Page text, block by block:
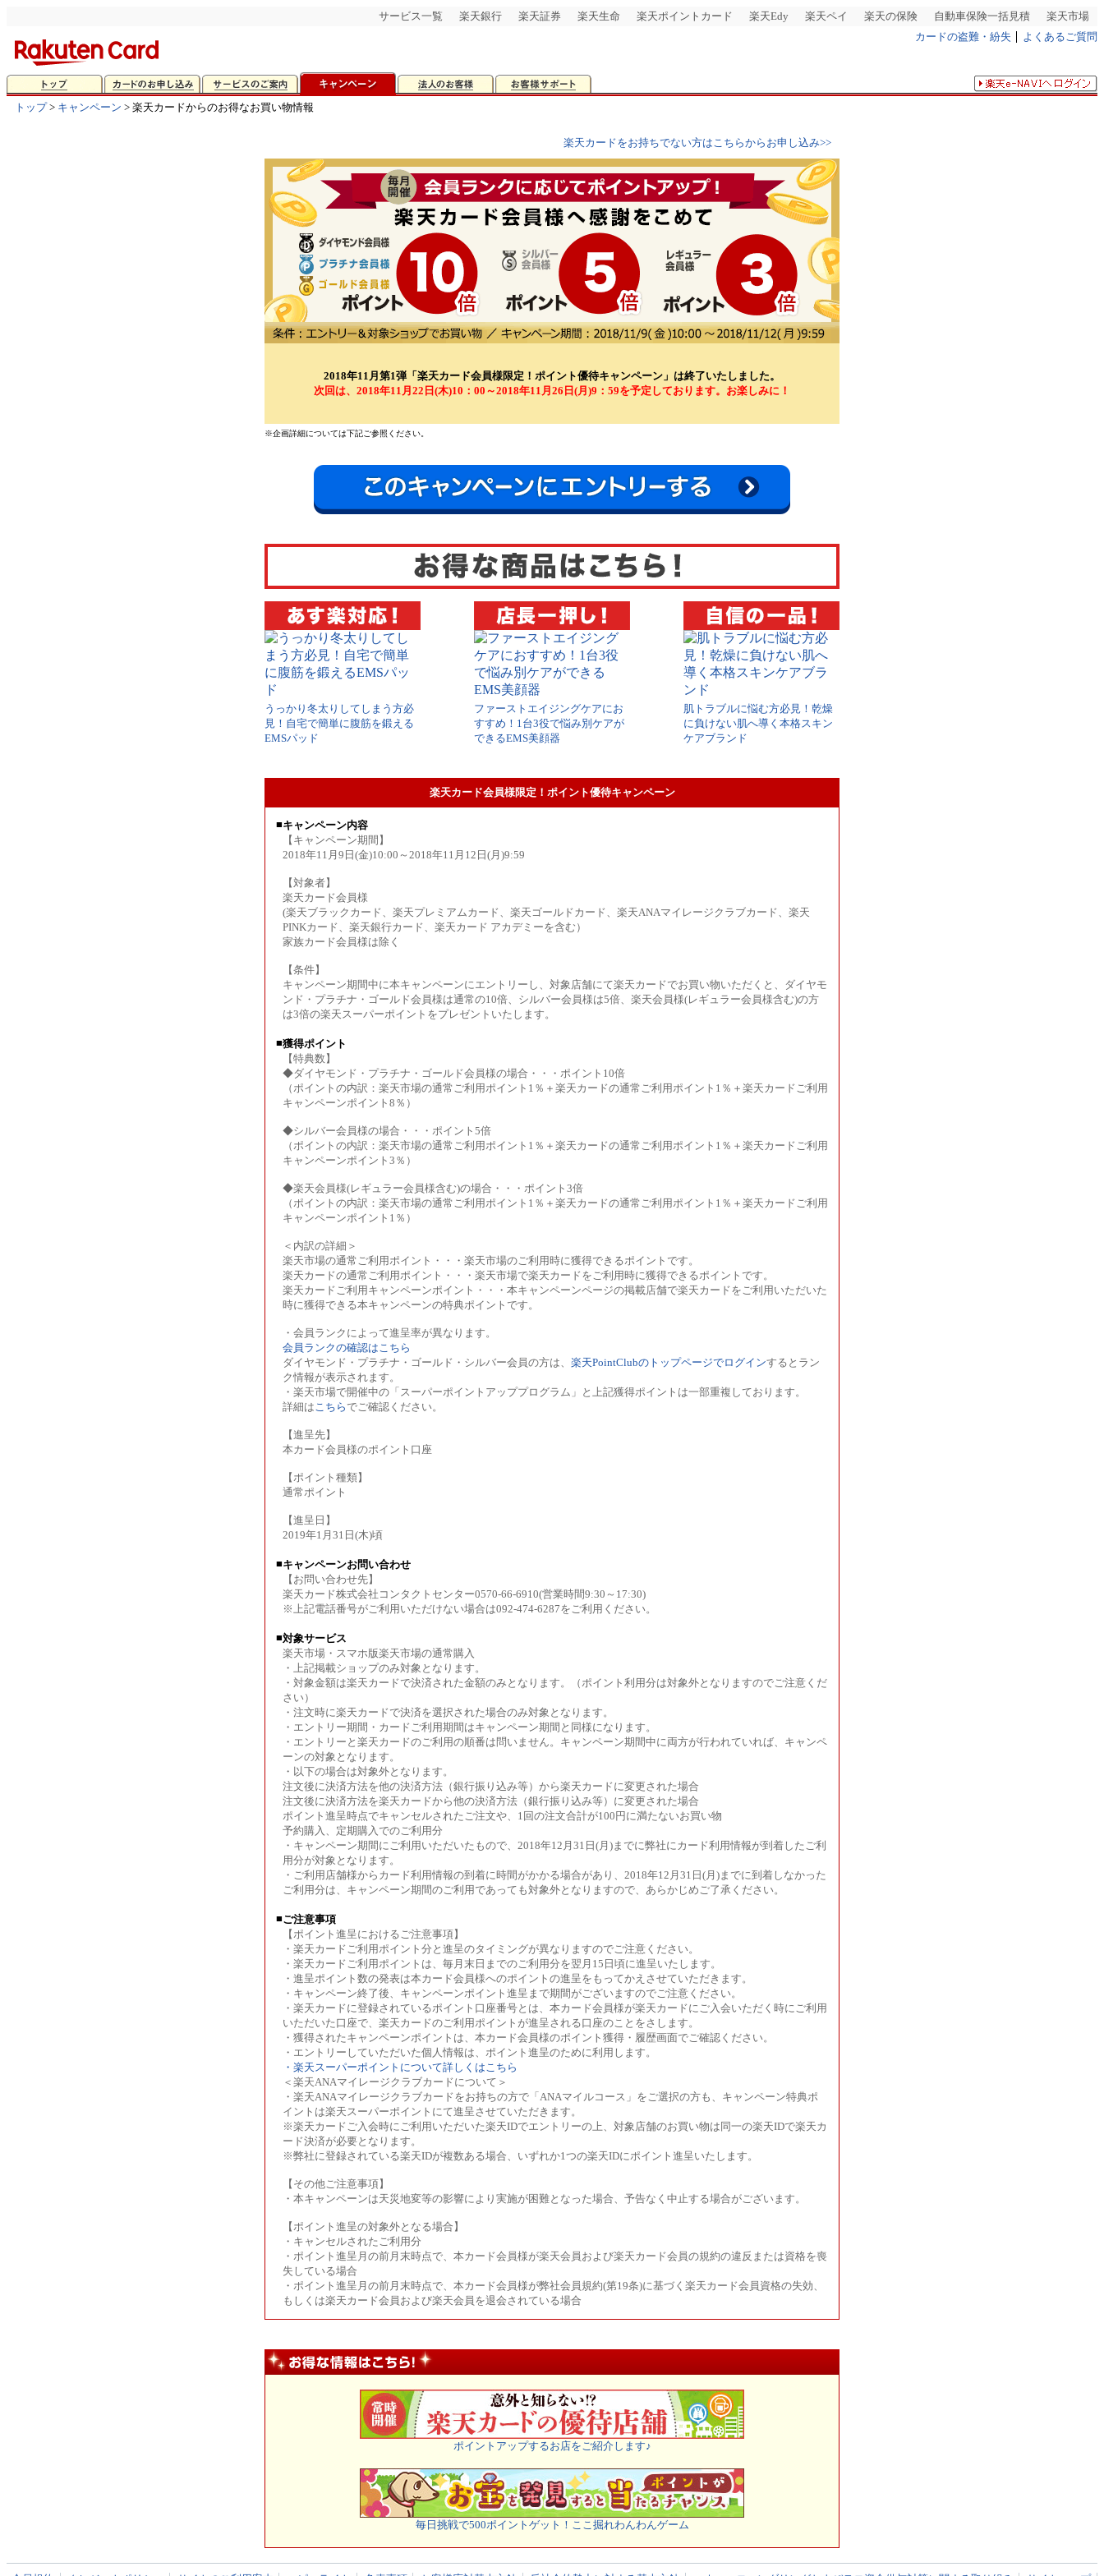
サービス一覧 楽天銀行 楽天証券 楽天生命 楽天ポイントカード 楽天Edy 楽天ペイ 楽天の保険 自動車保険一括見積
楽天市場
カードの盗難・紛失
よくあるご質問
トップ> キャンペーン > 楽天カードからのお得なお買い物情報
楽天カードをお持ちでない方はこちらからお申し込み>>
2018年11月第1弾「楽天カード会員様限定！ポイント優待キャンペーン」は終了いたしました。
次回は、2018年11月22日(木)10：00～2018年11月26日(月)9：59を予定しております。お楽しみに！
※企画詳細については下記ご参照ください。
うっかり冬太りしてしまう方必
見！自宅で簡単に腹筋を鍛える
EMSパッド
ファーストエイジングケアにお
すすめ！1台3役で悩み別ケアが
できるEMS美顔器
肌トラブルに悩む方必見！乾燥
に負けない肌へ導く本格スキン
ケアブランド
楽天カード会員様限定！ポイント優待キャンペーン
■キャンペーン内容
【キャンペーン期間】
2018年11月9日(金)10:00～2018年11月12日(月)9:59
【対象者】
楽天カード会員様
(楽天ブラックカード、楽天プレミアムカード、楽天ゴールドカード、楽天ANAマイレージクラブカード、楽天
PINKカード、楽天銀行カード、楽天カード アカデミーを含む）
家族カード会員様は除く
【条件】
キャンペーン期間中に本キャンペーンにエントリーし、対象店舗にて楽天カードでお買い物いただくと、ダイヤモ
ンド・プラチナ・ゴールド会員様は通常の10倍、シルバー会員様は5倍、楽天会員様(レギュラー会員様含む)の方
は3倍の楽天スーパーポイントをプレゼントいたします。
■獲得ポイント
【特典数】
◆ダイヤモンド・プラチナ・ゴールド会員様の場合・・・ポイント10倍
（ポイントの内訳：楽天市場の通常ご利用ポイント1％＋楽天カードの通常ご利用ポイント1％＋楽天カードご利用
キャンペーンポイント8％）
◆シルバー会員様の場合・・・ポイント5倍
（ポイントの内訳：楽天市場の通常ご利用ポイント1％＋楽天カードの通常ご利用ポイント1％＋楽天カードご利用
キャンペーンポイント3％）
◆楽天会員様(レギュラー会員様含む)の場合・・・ポイント3倍
（ポイントの内訳：楽天市場の通常ご利用ポイント1％＋楽天カードの通常ご利用ポイント1％＋楽天カードご利用
キャンペーンポイント1％）
＜内訳の詳細＞
楽天市場の通常ご利用ポイント・・・楽天市場のご利用時に獲得できるポイントです。
楽天カードの通常ご利用ポイント・・・楽天市場で楽天カードをご利用時に獲得できるポイントです。
楽天カードご利用キャンペーンポイント・・・本キャンペーンページの掲載店舗で楽天カードをご利用いただいた
時に獲得できる本キャンペーンの特典ポイントです。
・会員ランクによって進呈率が異なります。
会員ランクの確認はこちら
ダイヤモンド・プラチナ・ゴールド・シルバー会員の方は、 楽天PointClubのトップページでログインするとラン
ク情報が表示されます。
・楽天市場で開催中の「スーパーポイントアッププログラム」と上記獲得ポイントは一部重複しております。
詳細は こちら でご確認ください。
【進呈先】
本カード会員様のポイント口座
【ポイント種類】
通常ポイント
【進呈日】
2019年1月31日(木)頃
■キャンペーンお問い合わせ
【お問い合わせ先】
楽天カード株式会社コンタクトセンター0570-66-6910(営業時間9:30～17:30)
※上記電話番号がご利用いただけない場合は092-474-6287をご利用ください。
■対象サービス
楽天市場・スマホ版楽天市場の通常購入
・上記掲載ショップのみ対象となります。
・対象金額は楽天カードで決済された金額のみとなります。（ポイント利用分は対象外となりますのでご注意くだ
さい）
・注文時に楽天カードで決済を選択された場合のみ対象となります。
・エントリー期間・カードご利用期間はキャンペーン期間と同様になります。
・エントリーと楽天カードのご利用の順番は問いません。キャンペーン期間中に両方が行われていれば、キャンペ
ーンの対象となります。
・以下の場合は対象外となります。
注文後に決済方法を他の決済方法（銀行振り込み等）から楽天カードに変更された場合
注文後に決済方法を楽天カードから他の決済方法（銀行振り込み等）に変更された場合
ポイント進呈時点でキャンセルされたご注文や、1回の注文合計が100円に満たないお買い物
予約購入、定期購入でのご利用分
・キャンペーン期間にご利用いただいたもので、2018年12月31日(月)までに弊社にカード利用情報が到着したご利
用分が対象となります。
・ご利用店舗様からカード利用情報の到着に時間がかかる場合があり、2018年12月31日(月)までに到着しなかった
ご利用分は、キャンペーン期間のご利用であっても対象外となりますので、あらかじめご了承ください。
■ご注意事項
【ポイント進呈におけるご注意事項】
・楽天カードご利用ポイント分と進呈のタイミングが異なりますのでご注意ください。
・楽天カードご利用ポイントは、毎月末日までのご利用分を翌月15日頃に進呈いたします。
・進呈ポイント数の発表は本カード会員様へのポイントの進呈をもってかえさせていただきます。
・キャンペーン終了後、キャンペーンポイント進呈まで期間がございますのでご注意ください。
・楽天カードに登録されているポイント口座番号とは、本カード会員様が楽天カードにご入会いただく時にご利用
いただいた口座で、楽天カードのご利用ポイントが進呈される口座のことをさします。
・獲得されたキャンペーンポイントは、本カード会員様のポイント獲得・履歴画面でご確認ください。
・エントリーしていただいた個人情報は、ポイント進呈のために利用します。
・楽天スーパーポイントについて詳しくはこちら
＜楽天ANAマイレージクラブカードについて＞
・楽天ANAマイレージクラブカードをお持ちの方で「ANAマイルコース」をご選択の方も、キャンペーン特典ポ
イントは楽天スーパーポイントにて進呈させていただきます。
※楽天カードご入会時にご利用いただいた楽天IDでエントリーの上、対象店舗のお買い物は同一の楽天IDで楽天カ
ード決済が必要となります。
※弊社に登録されている楽天IDが複数ある場合、いずれか1つの楽天IDにポイント進呈いたします。
【その他ご注意事項】
・本キャンペーンは天災地変等の影響により実施が困難となった場合、予告なく中止する場合がございます。
【ポイント進呈の対象外となる場合】
・キャンセルされたご利用分
・ポイント進呈月の前月末時点で、本カード会員様が楽天会員および楽天カード会員の規約の違反または資格を喪
失している場合
・ポイント進呈月の前月末時点で、本カード会員様が弊社会員規約(第19条)に基づく楽天カード会員資格の失効、
もしくは楽天カード会員および楽天会員を退会されている場合
ポイントアップするお店をご紹介します♪
毎日挑戦で500ポイントゲット！ここ掘れわんわんゲーム